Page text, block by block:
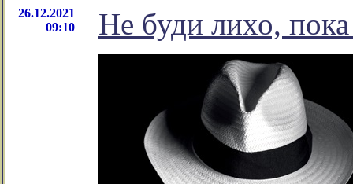
26.12.2021
09:10
Не буди лихо,